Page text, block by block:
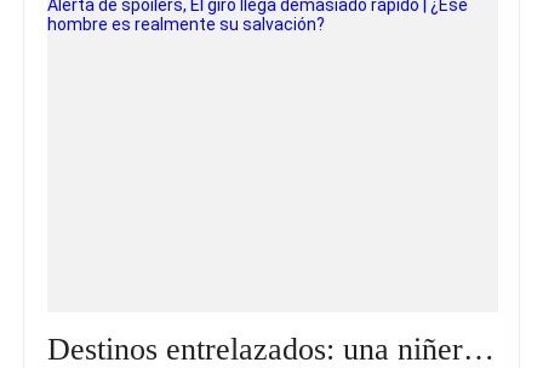
Destinos entrelazados: una niñera en la hacienda · Alerta de spoilers, El giro llega demasiado rápido | ¿Ese hombre es realmente su salvación?